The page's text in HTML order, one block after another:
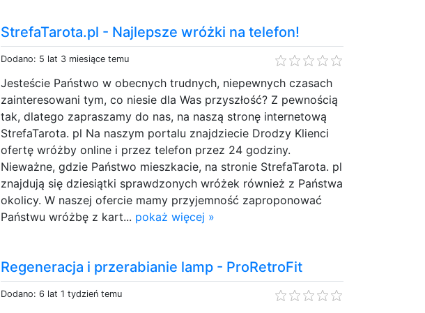
StrefaTarota.pl - Najlepsze wróżki na telefon!
Dodano: 5 lat 3 miesiące temu
Jesteście Państwo w obecnych trudnych, niepewnych czasach
zainteresowani tym, co niesie dla Was przyszłość? Z pewnością
tak, dlatego zapraszamy do nas, na naszą stronę internetową
StrefaTarota. pl Na naszym portalu znajdziecie Drodzy Klienci
ofertę wróżby online i przez telefon przez 24 godziny.
Nieważne, gdzie Państwo mieszkacie, na stronie StrefaTarota. pl
znajdują się dziesiątki sprawdzonych wróżek również z Państwa
okolicy. W naszej ofercie mamy przyjemność zaproponować
Państwu wróżbę z kart... pokaż więcej »
Regeneracja i przerabianie lamp - ProRetroFit
Dodano: 6 lat 1 tydzień temu